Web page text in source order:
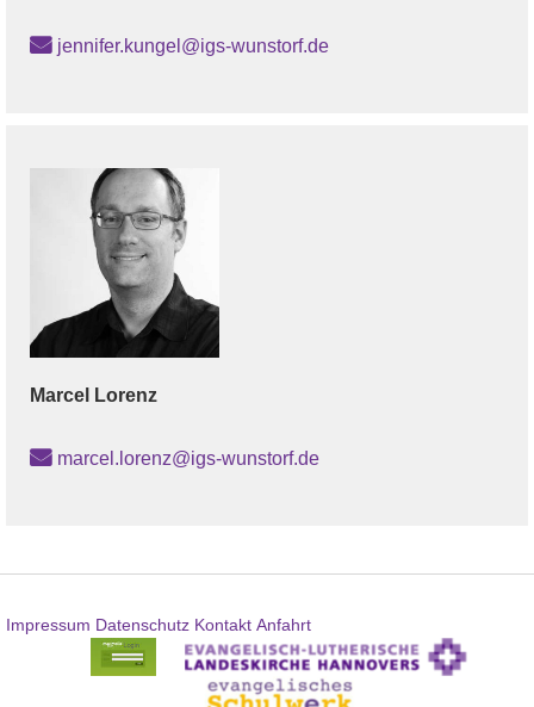
jennifer.kungel@igs-wunstorf.de
Marcel Lorenz
marcel.lorenz@igs-wunstorf.de
Impressum Datenschutz Kontakt Anfahrt